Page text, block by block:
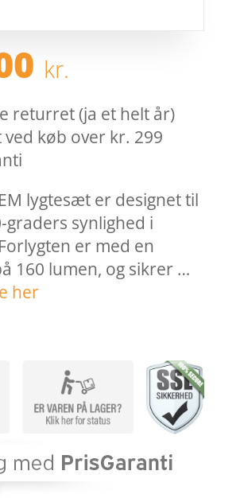
kr.
returret (ja et helt år)
køb over kr. 299
lygtesæt er designet til
graders synlighed i
er med en
160 lumen, og sikrer …
her